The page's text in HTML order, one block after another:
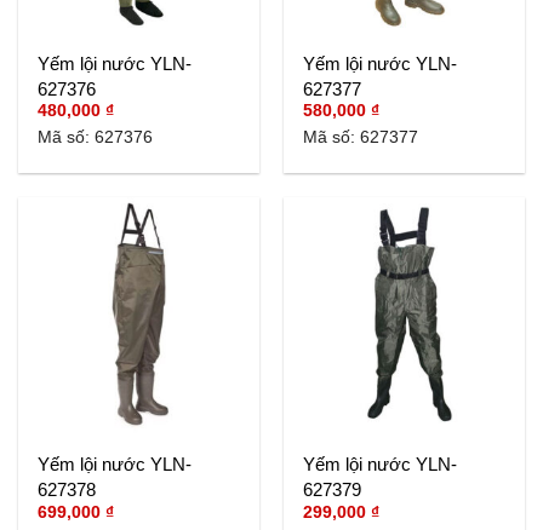
Yếm lội nước YLN-
627376
480,000₫
Mã số: 627376
Yếm lội nước YLN-
627377
580,000₫
Mã số: 627377
Yếm lội nước YLN-
627378
699,000₫
Yếm lội nước YLN-
627379
299,000₫